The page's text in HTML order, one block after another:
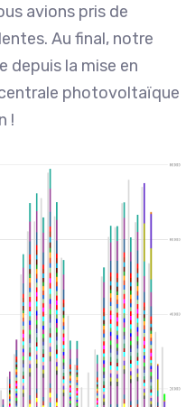
avions pris de
Au final, notre
depuis la mise en
photovoltaïque
!